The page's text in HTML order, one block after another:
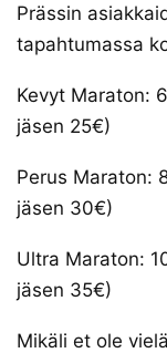
Prässin
tapahtumassa
Kevyt Maraton:
jäsen 25€)
Perus Maraton:
jäsen 30€)
Ultra Maraton:
jäsen 35€)
Mikäli et ole